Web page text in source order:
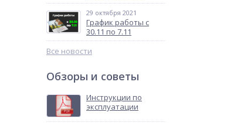
29 октября 2021
График работы с
30.11 по 7.11
Все новости
Обзоры и советы
Инструкции по
эксплуатации